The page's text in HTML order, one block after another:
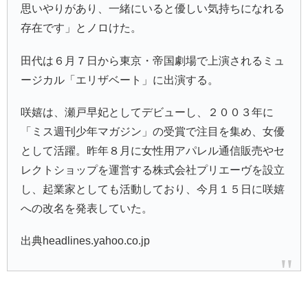
思いやりがあり、一緒にいると優しい気持ちになれる
存在です」とノロけた。
田代は６月７日から東京・帝国劇場で上演されるミュ
ージカル「 エリザベート 」に出演する。
咲嬉は、瀬戸早妃としてデビューし、２００３年に
「ミス週刊少年マガジン」の受賞で注目を集め、女優
として活躍。昨年８月に女性用アパレル通信販売やセ
レクトショップを運営する株式会社プリエーヴを設立
し、起業家としても活動しており、今月１５日に咲嬉
への改名を発表していた。
出典headlines.yahoo.co.jp